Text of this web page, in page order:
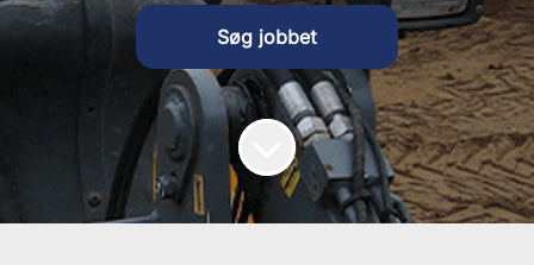
Søg jobbet